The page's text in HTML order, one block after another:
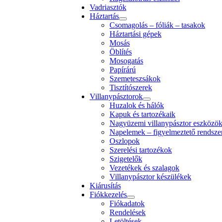
Vadriasztók
Háztartás
Csomagolás – fóliák – tasakok
Háztartási gépek
Mosás
Öblítés
Mosogatás
Papírárú
Szemeteszsákok
Tisztítószerek
Villanypásztorok
Huzalok és hálók
Kapuk és tartozékaik
Nagyüzemi villanypásztor eszközök
Napelemek – figyelmeztető
Oszlopok
Szerelési tartozékok
Szigetelők
Vezetékek és szalagok
Villanypásztor készülékek
Kiárusítás
Fiókkezelés
Fiókadatok
Rendelések